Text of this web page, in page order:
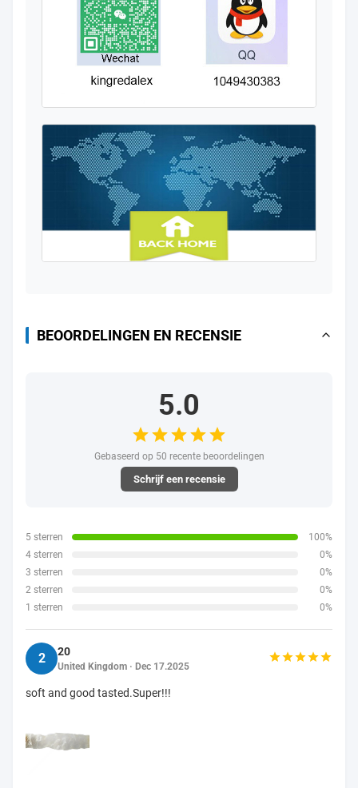
BEOORDELINGEN EN RECENSIE
5.0
Gebaseerd op 50 recente beoordelingen
Schrijf een recensie
5 sterren
100%
4 sterren
0%
3 sterren
0%
2 sterren
0%
1 sterren
0%
2 20
United Kingdom · Dec 17.2025
soft and good tasted.Super!!!